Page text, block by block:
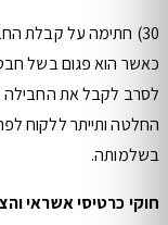
30) חתימה על קבלת
כאשר הוא פגום בשל
לסרב לקבל את החבילה
החלטה ותייתר ללקוח
בשלמותה.
חוקי כרטיסי אשראי